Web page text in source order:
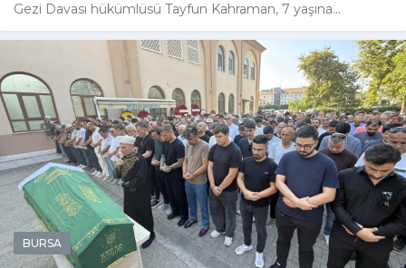
Gezi Davası hükümlüsü Tayfun Kahraman, 7 yaşına...
BURSA